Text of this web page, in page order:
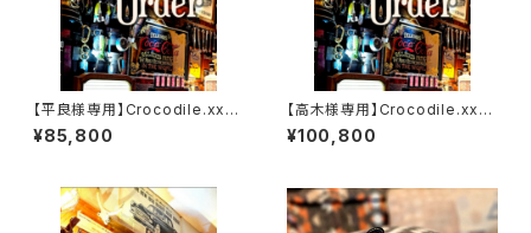
【平良様専用】Crocodile.xxx.
ORIENTAL-BLUE.Edition// J
ACK.RIDE.MSW
¥85,800
【高木様専用】Crocodile.xx
x."HIMARAYA".Edition// JAC
K.RIDE.SSW
¥100,800